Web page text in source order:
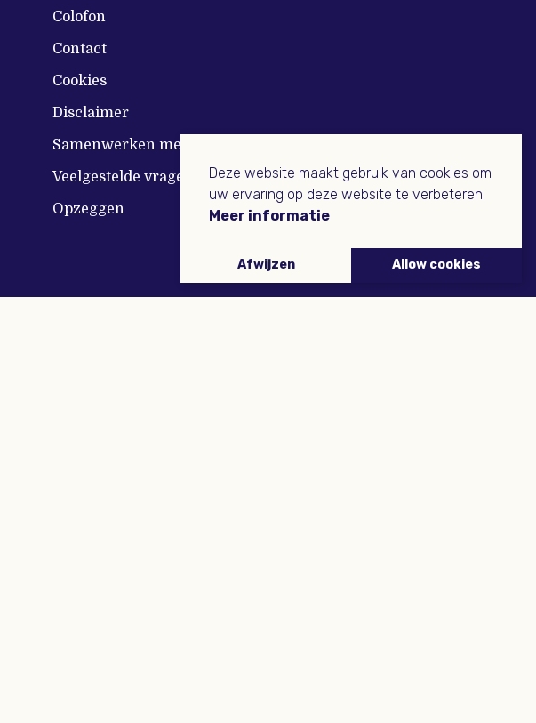
Deze website maakt gebruik van cookies om
uw ervaring op deze website te verbeteren.
Meer informatie
Afwijzen Allow cookies
Colofon
Contact
Cookies
Disclaimer
Samenwerken met Buitenleven
Veelgestelde vragen
Opzeggen